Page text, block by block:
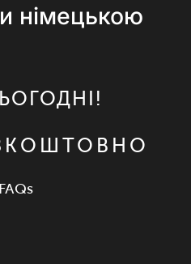
німецькою
FAQs